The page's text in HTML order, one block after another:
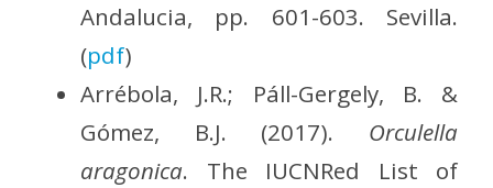
Andalucia, pp. 601-603. Sevilla.
(pdf)
Arrébola, J.R.; Páll-Gergely, B. &
Gómez, B.J. (2017). Orculella
aragonica. The IUCNRed List of